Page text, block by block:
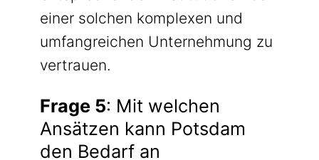
einer solchen komplexen und
umfangreichen Unternehmung zu
vertrauen.
Frage 5: Mit welchen
Ansätzen kann Potsdam
den Bedarf an